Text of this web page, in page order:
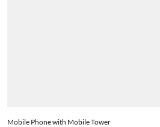
Mobile Phone with Mobile Tower